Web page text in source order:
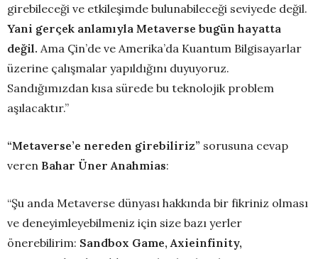
girebileceği ve etkileşimde bulunabileceği seviyede değil.
Yani gerçek anlamıyla Metaverse bugün hayatta
değil. Ama Çin’de ve Amerika’da Kuantum Bilgisayarlar
üzerine çalışmalar yapıldığını duyuyoruz.
Sandığımızdan kısa sürede bu teknolojik problem
aşılacaktır.”
“Metaverse’e nereden girebiliriz” sorusuna cevap
veren Bahar Üner Anahmias:
“Şu anda Metaverse dünyası hakkında bir fikriniz olması
ve deneyimleyebilmeniz için size bazı yerler
önerebilirim: Sandbox Game, Axieinfinity,